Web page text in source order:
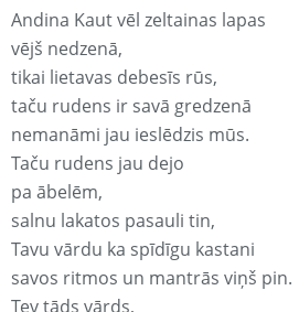
Andina Kaut vēl zeltainas lapas
vējš nedzenā,
tikai lietavas debesīs rūs,
taču rudens ir savā gredzenā
nemanāmi jau ieslēdzis mūs.
Taču rudens jau dejo
pa ābelēm,
salnu lakatos pasauli tin,
Tavu vārdu ka spīdīgu kastani
savos ritmos un mantrās viņš pin.
Tev tāds vārds,